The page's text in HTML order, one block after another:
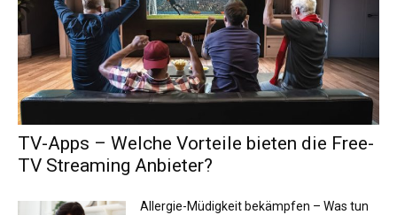
TV-Apps – Welche Vorteile bieten die Free-
TV Streaming Anbieter?
Allergie-Müdigkeit bekämpfen – Was tun